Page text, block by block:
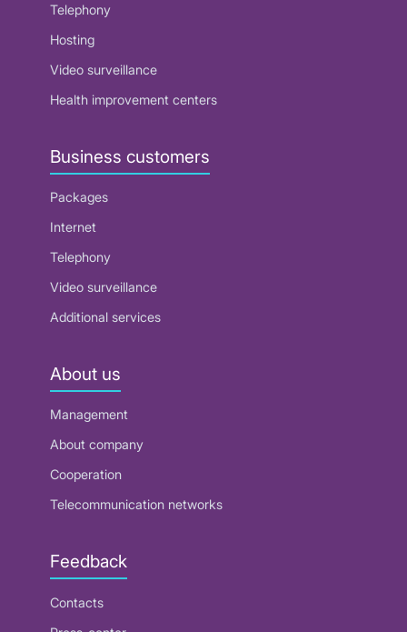
Telephony
Hosting
Video surveillance
Health improvement centers
Business customers
Packages
Internet
Telephony
Video surveillance
Additional services
About us
Management
About company
Cooperation
Telecommunication networks
Feedback
Contacts